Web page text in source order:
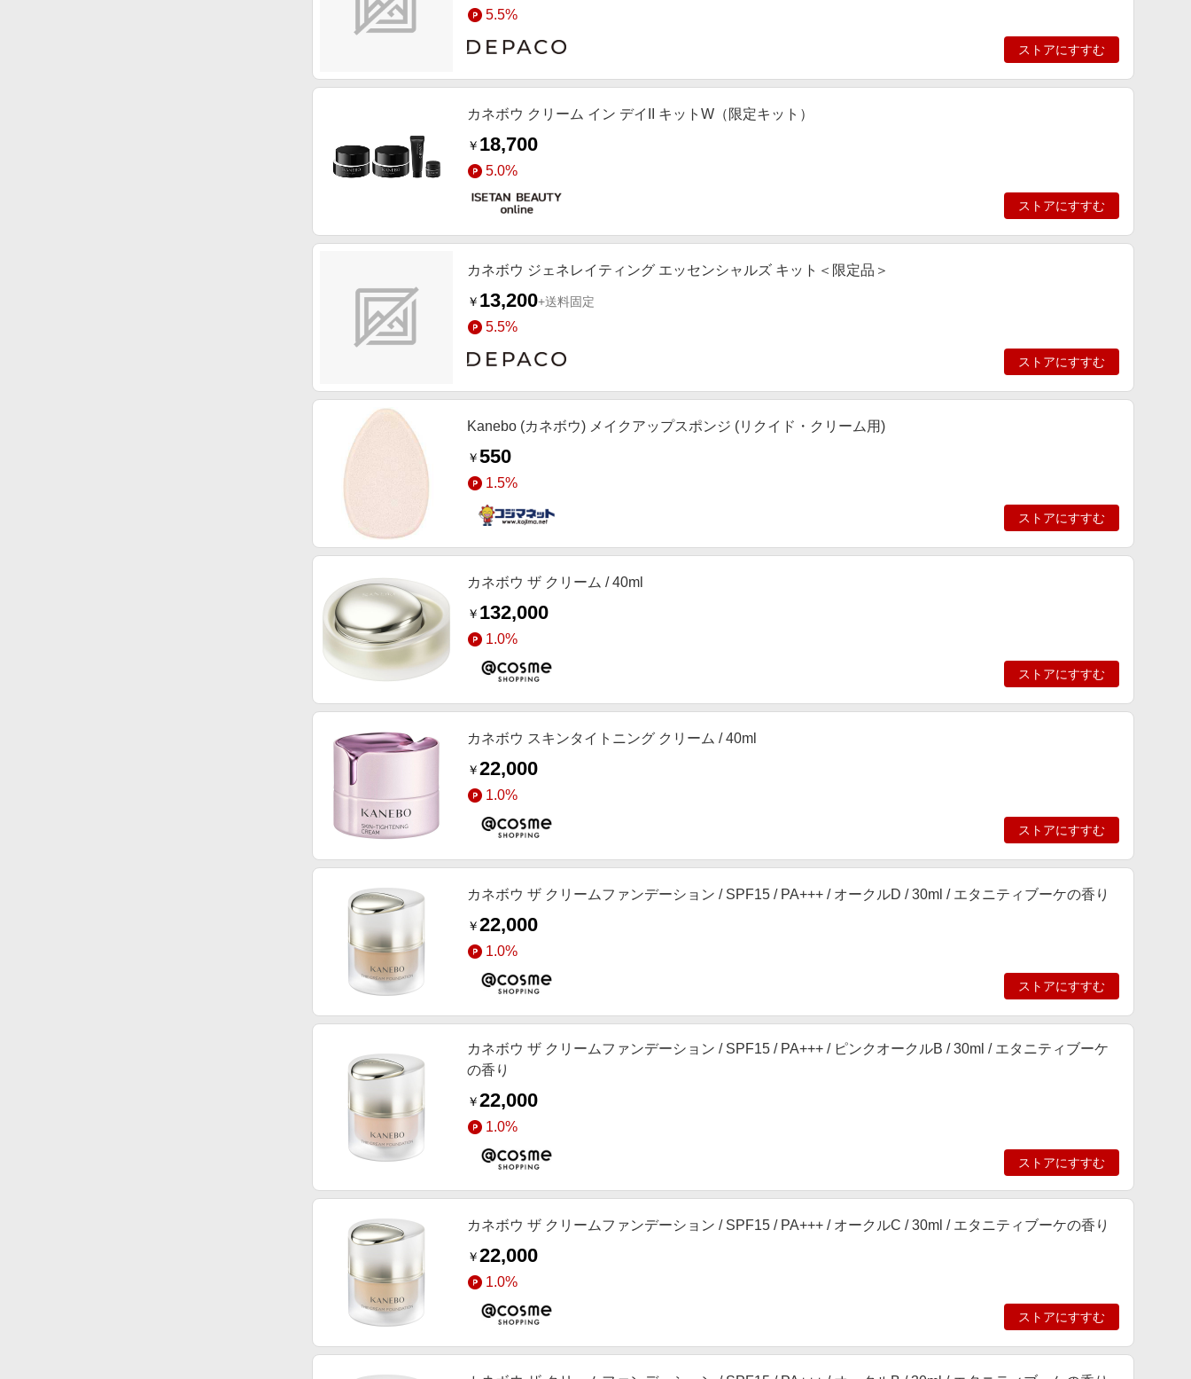
5.5%
ストアにすすむ
カネボウ クリーム イン デイII キットW（限定キット）
￥ 18,700
5.0%
ストアにすすむ
カネボウ ジェネレイティング エッセンシャルズ キット＜限定品＞
￥ 13,200+送料固定
5.5%
ストアにすすむ
Kanebo (カネボウ) メイクアップスポンジ (リクイド・クリーム用)
￥550
1.5%
ストアにすすむ
カネボウ ザ クリーム / 40ml
￥ 132,000
1.0%
ストアにすすむ
カネボウ スキンタイトニング クリーム / 40ml
￥22,000
1.0%
ストアにすすむ
カネボウ ザ クリームファンデーション / SPF15 / PA+++ / オークルD / 30ml / エタニティブーケの香り
￥22,000
1.0%
ストアにすすむ
カネボウ ザ クリームファンデーション / SPF15 / PA+++ / ピンクオークルB / 30ml / エタニティブーケ
の香り
￥22,000
1.0%
ストアにすすむ
カネボウ ザ クリームファンデーション / SPF15 / PA+++ / オークルC / 30ml / エタニティブーケの香り
￥22,000
1.0%
ストアにすすむ